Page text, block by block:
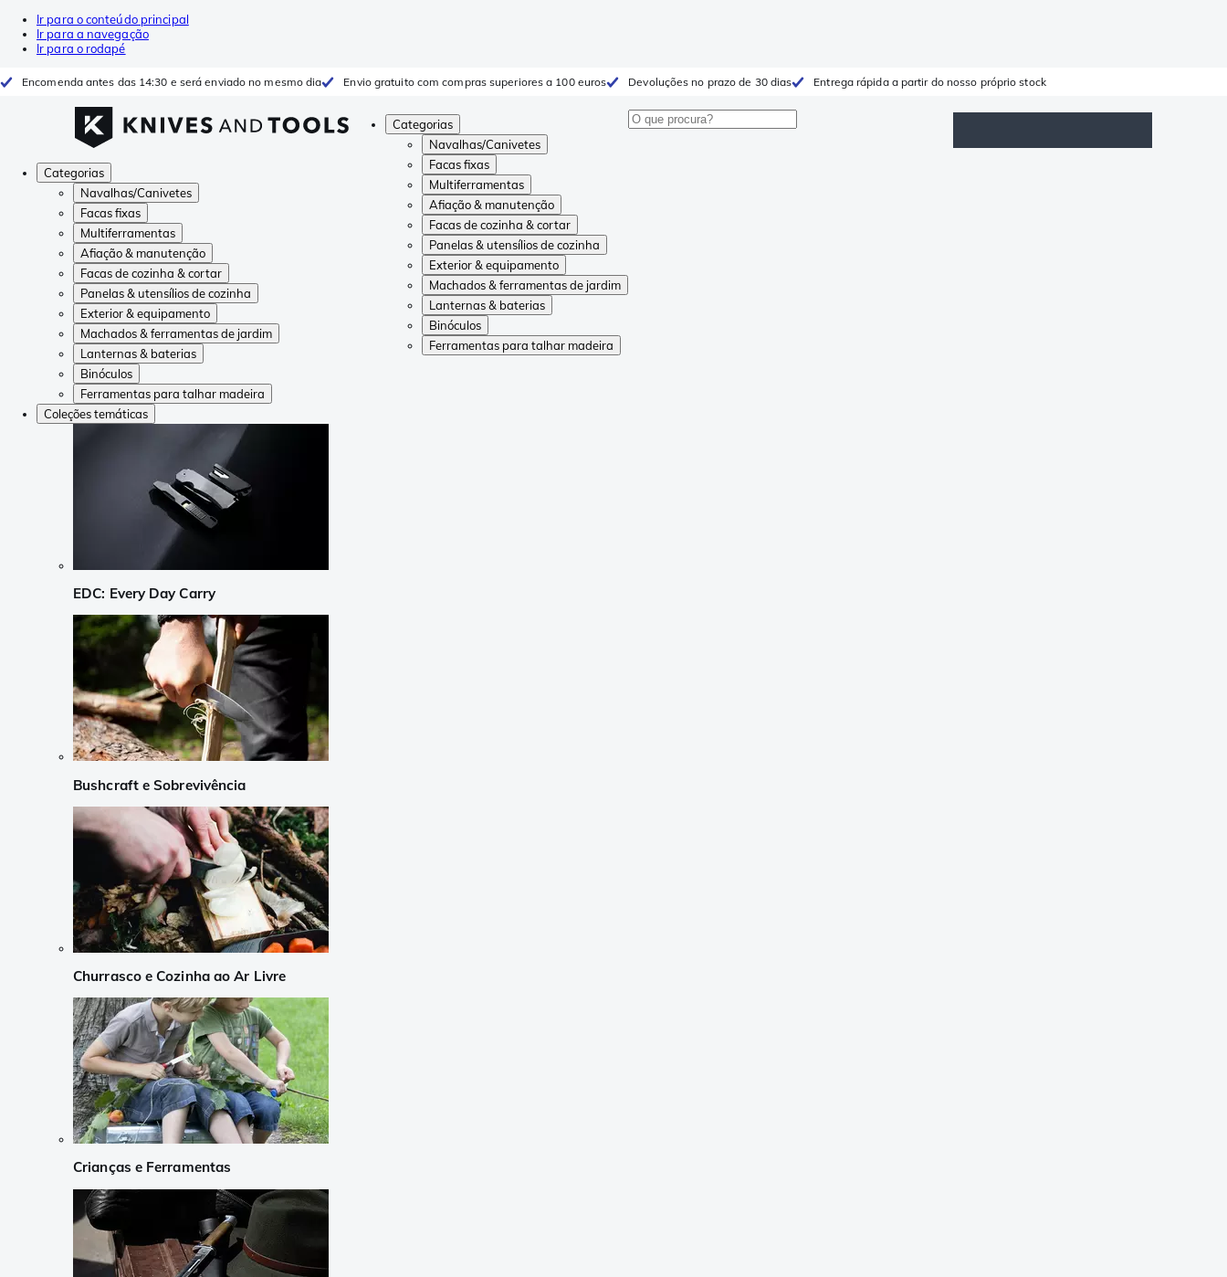
Ir para o conteúdo principal
Ir para a navegação
Ir para o rodapé
Encomenda antes das 14:30 e será enviado no mesmo dia Envio gratuito com compras superiores a 100 euros Devoluções no prazo de 30 dias Entrega rápida a partir do nosso próprio stock
Categorias
Navalhas/Canivetes
Facas fixas
Multiferramentas
Afiação & manutenção
Facas de cozinha & cortar
Panelas & utensílios de cozinha
Exterior & equipamento
Machados & ferramentas de jardim
Lanternas & baterias
Binóculos
Ferramentas para talhar madeira
Categorias
Navalhas/Canivetes
Facas fixas
Multiferramentas
Afiação & manutenção
Facas de cozinha & cortar
Panelas & utensílios de cozinha
Exterior & equipamento
Machados & ferramentas de jardim
Lanternas & baterias
Binóculos
Ferramentas para talhar madeira
Coleções temáticas
EDC: Every Day Carry
Bushcraft e Sobrevivência
Churrasco e Cozinha ao Ar Livre
Crianças e Ferramentas